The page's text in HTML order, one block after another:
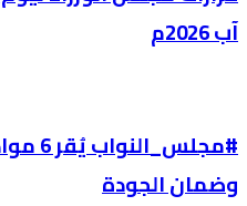
آب 2026م
وضمان الجودة